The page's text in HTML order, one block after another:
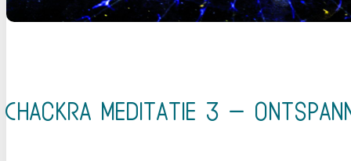
Chackra meditatie 3 –